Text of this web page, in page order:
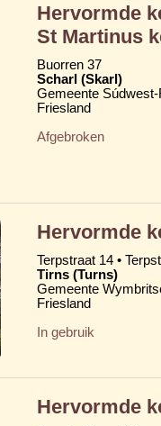
Hervormde
St Martinus
Buorren 37
Scharl (Skarl)
Gemeente
Friesland
Afgebroken
Hervormde
Terpstraat 14 •
Tirns (Turns)
Gemeente
Friesland
In gebruik
Hervormde